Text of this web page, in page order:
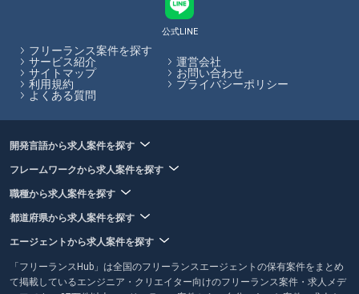
ンスを受け入れる企業は増加しており、今後もニーズが高まる傾向にあ
フリーランスHubはお客様のフリーランス案件探しを最大限サポートし
ていきます。
公式LINE
フリーランス案件を探す
サービス紹介
運営会社
サイトマップ
お問い合わせ
利用規約
プライバシーポリシー
よくある質問
開発言語から求人案件を探す
フレームワークから求人案件を探す
職種から求人案件を探す
都道府県から求人案件を探す
エージェントから求人案件を探す
「フリーランスHub」は全国のフリーランスエージェントの保有案件をまとめ
て掲載しているエンジニア・クリエイター向けのフリーランス案件・求人メデ